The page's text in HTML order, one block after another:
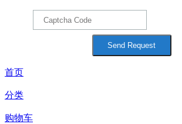
首页
分类
购物车